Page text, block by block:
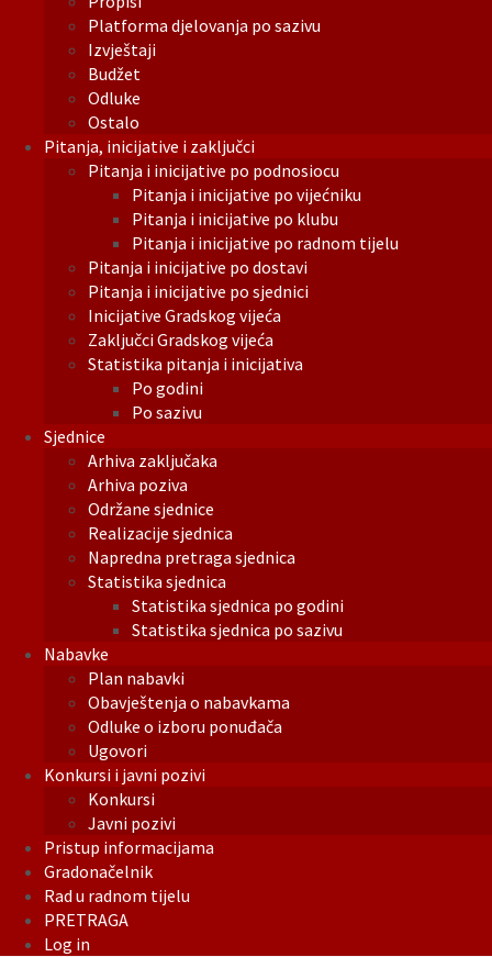
Platforma djelovanja po sazivu
Izvještaji
Budžet
Odluke
Ostalo
Pitanja, inicijative i zaključci
Pitanja i inicijative po podnosiocu
Pitanja i inicijative po vijećniku
Pitanja i inicijative po klubu
Pitanja i inicijative po radnom tijelu
Pitanja i inicijative po dostavi
Pitanja i inicijative po sjednici
Inicijative Gradskog vijeća
Zaključci Gradskog vijeća
Statistika pitanja i inicijativa
Po godini
Po sazivu
Sjednice
Arhiva zaključaka
Arhiva poziva
Održane sjednice
Realizacije sjednica
Napredna pretraga sjednica
Statistika sjednica
Statistika sjednica po godini
Statistika sjednica po sazivu
Nabavke
Plan nabavki
Obavještenja o nabavkama
Odluke o izboru ponuđača
Ugovori
Konkursi i javni pozivi
Konkursi
Javni pozivi
Pristup informacijama
Gradonačelnik
Rad u radnom tijelu
PRETRAGA
Log in